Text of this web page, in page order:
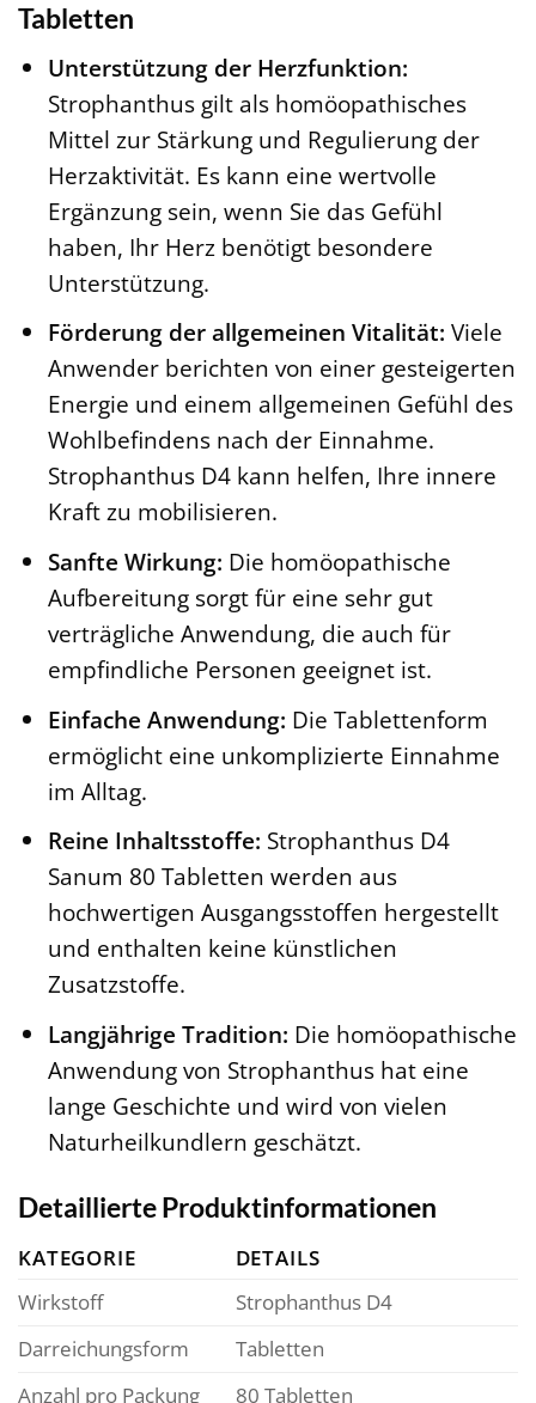
Tabletten
Unterstützung der Herzfunktion:
Strophanthus gilt als homöopathisches
Mittel zur Stärkung und Regulierung der
Herzaktivität. Es kann eine wertvolle
Ergänzung sein, wenn Sie das Gefühl
haben, Ihr Herz benötigt besondere
Unterstützung.
Förderung der allgemeinen Vitalität: Viele
Anwender berichten von einer gesteigerten
Energie und einem allgemeinen Gefühl des
Wohlbefindens nach der Einnahme.
Strophanthus D4 kann helfen, Ihre innere
Kraft zu mobilisieren.
Sanfte Wirkung: Die homöopathische
Aufbereitung sorgt für eine sehr gut
verträgliche Anwendung, die auch für
empfindliche Personen geeignet ist.
Einfache Anwendung: Die Tablettenform
ermöglicht eine unkomplizierte Einnahme
im Alltag.
Reine Inhaltsstoffe: Strophanthus D4
Sanum 80 Tabletten werden aus
hochwertigen Ausgangsstoffen hergestellt
und enthalten keine künstlichen
Zusatzstoffe.
Langjährige Tradition: Die homöopathische
Anwendung von Strophanthus hat eine
lange Geschichte und wird von vielen
Naturheilkundlern geschätzt.
Detaillierte Produktinformationen
KATEGORIE
DETAILS
Wirkstoff
Strophanthus D4
Darreichungsform
Tabletten
Anzahl pro Packung
80 Tabletten